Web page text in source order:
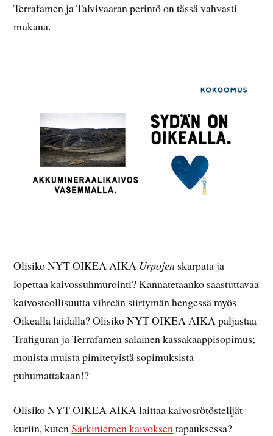
Terrafamen ja Talvivaaran perintö on tässä vahvasti
mukana.
Olisiko NYT OIKEA AIKA Urpojen skarpata ja
lopettaa kaivossuhmurointi? Kannatetaanko saastuttavaa
kaivosteollisuutta vihreän siirtymän hengessä myös
Oikealla laidalla? Olisiko NYT OIKEA AIKA paljastaa
Trafiguran ja Terrafamen salainen kassakaappisopimus;
monista muista pimitetyistä sopimuksista
puhumattakaan!?
Olisiko NYT OIKEA AIKA laittaa kaivosrötöstelijät
kuriin, kutenSärkiniemen kaivoksen tapauksessa?